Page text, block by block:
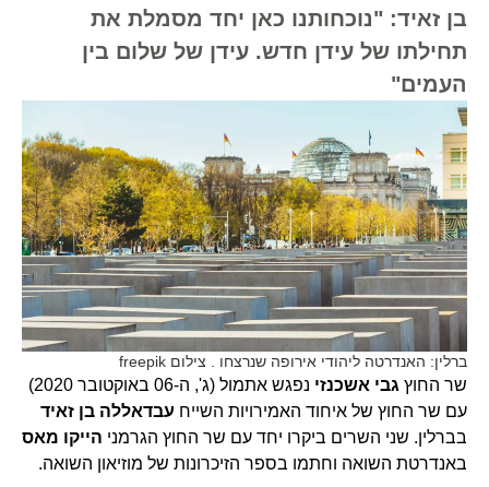
בן זאיד: "נוכחותנו כאן יחד מסמלת את
תחילתו של עידן חדש. עידן של שלום בין
העמים"
ברלין: האנדרטה ליהודי אירופה שנרצחו . צילום freepik
שר החוץ גבי אשכנזי
נפגש אתמול (ג', ה-06 באוקטובר 2020)
עם שר החוץ של איחוד האמירויות השייח עבדאללה בן זאיד
בברלין. שני השרים ביקרו יחד עם שר החוץ הגרמני הייקו מאס
באנדרטת השואה וחתמו בספר הזיכרונות של מוזיאון השואה.